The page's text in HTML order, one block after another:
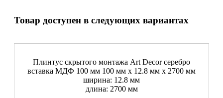
Товар доступен в следующих вариантах
Плинтус скрытого монтажа Art Decor серебро
вставка МДФ 100 мм 100 мм x 12.8 мм х 2700 мм
ширина: 12.8 мм
длина: 2700 мм